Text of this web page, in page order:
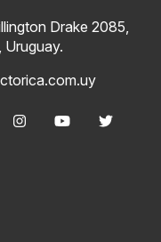
Drake 2085,